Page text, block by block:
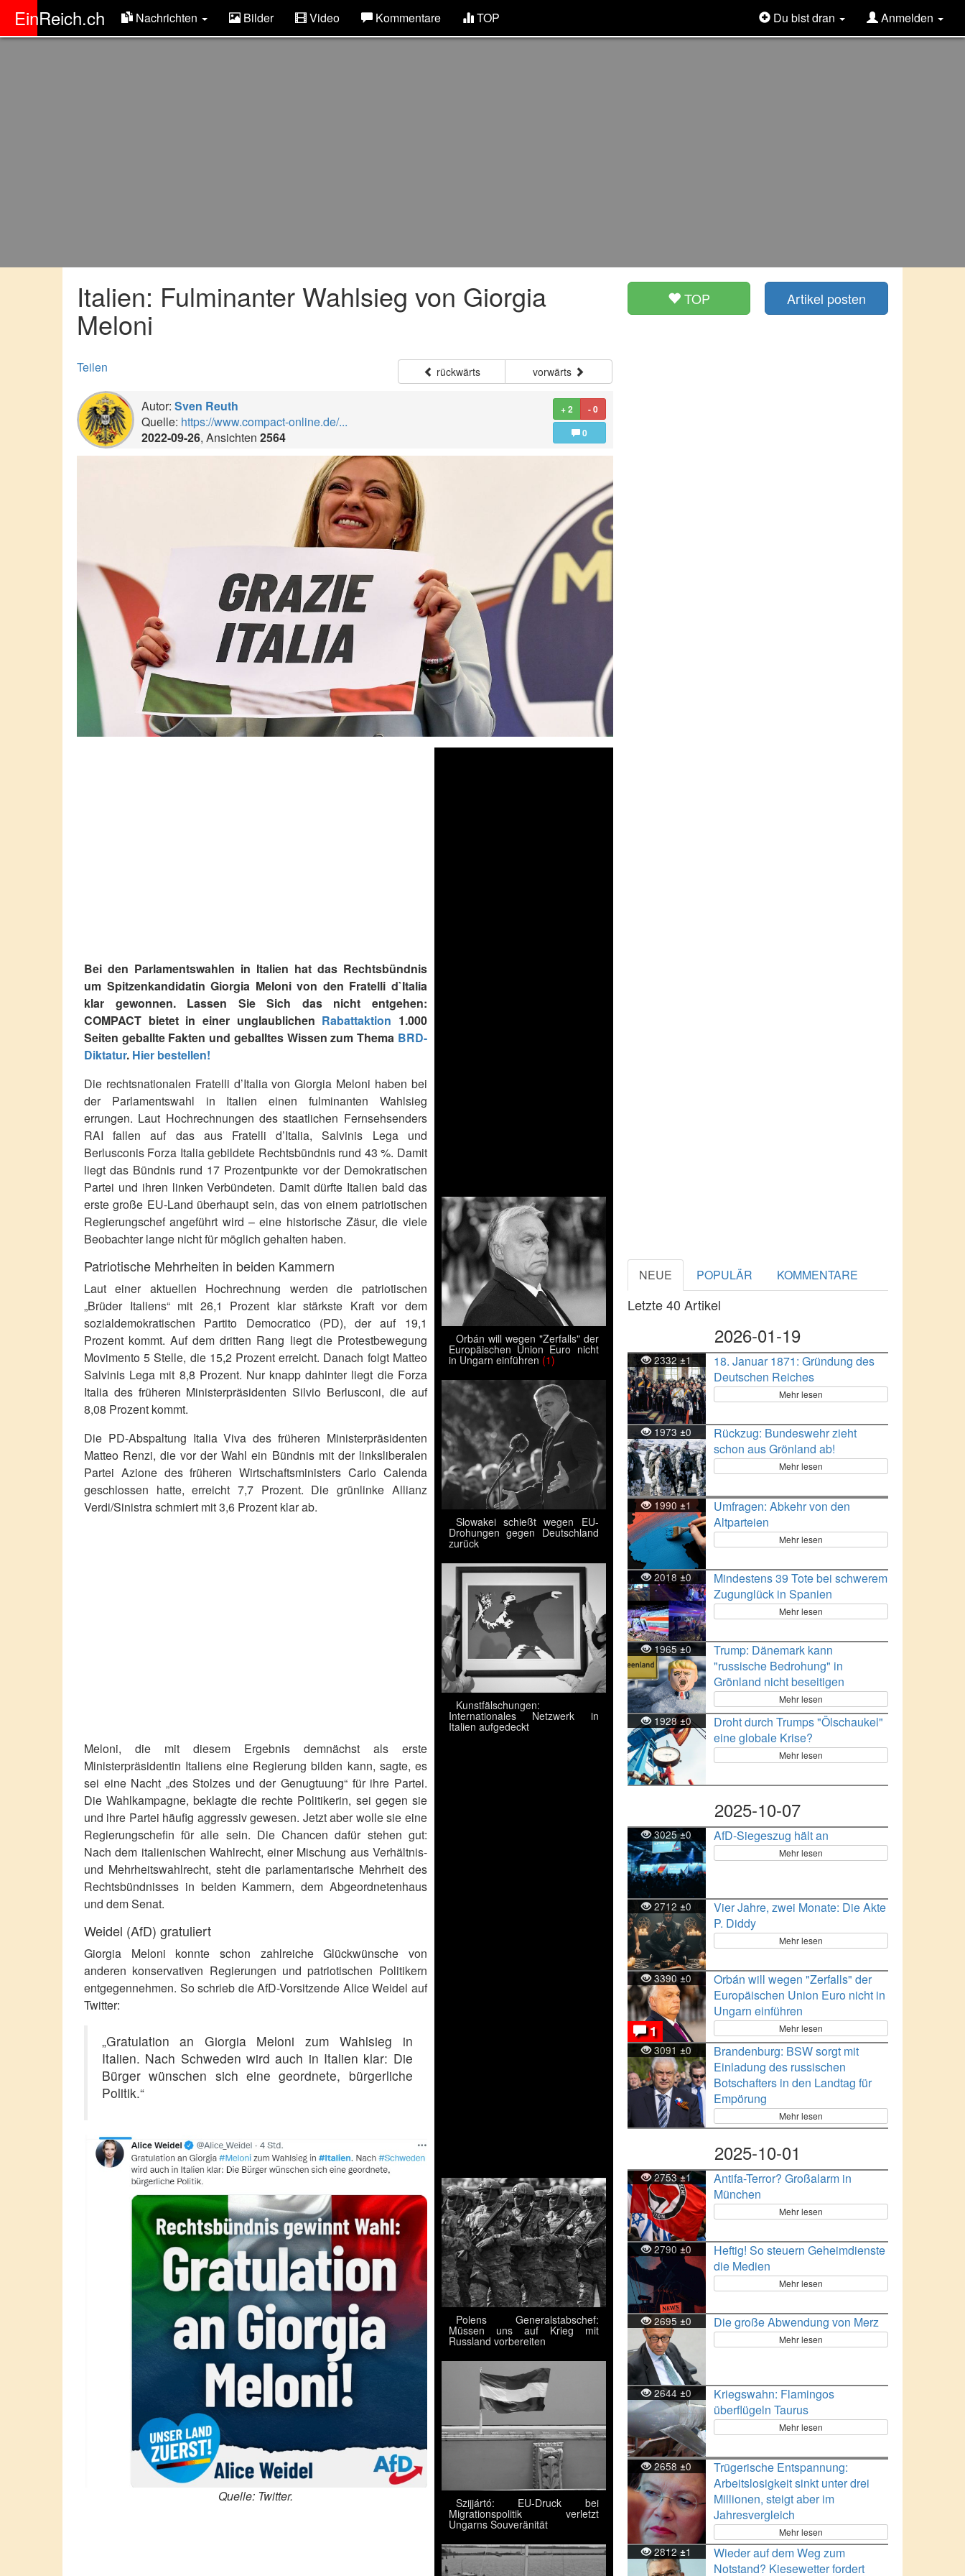
EinReich.ch Nachrichten Bilder Video Kommentare TOP Du bist dran Anmelden
ER
Italien: Fulminanter Wahlsieg von Giorgia
Meloni
Teilen rückwärts vorwärts
+ 2
- 0
0
Autor: Sven Reuth
Quelle: https://www.compact-online.de/...
2022-09-26, Ansichten 2564
Bei den Parlamentswahlen in Italien hat das Rechtsbündnis
um Spitzenkandidatin Giorgia Meloni von den Fratelli d`Italia
klar gewonnen. Lassen Sie Sich das nicht entgehen:
COMPACT bietet in einer unglaublichen Rabattaktion 1.000
Seiten geballte Fakten und geballtes Wissen zum Thema BRD-
Diktatur. Hier bestellen!
Die rechtsnationalen Fratelli d’Italia von Giorgia Meloni haben bei
der Parlamentswahl in Italien einen fulminanten Wahlsieg
errungen. Laut Hochrechnungen des staatlichen Fernsehsenders
RAI fallen auf das aus Fratelli d’Italia, Salvinis Lega und
Berlusconis Forza Italia gebildete Rechtsbündnis rund 43 %. Damit
liegt das Bündnis rund 17 Prozentpunkte vor der Demokratischen
Partei und ihren linken Verbündeten. Damit dürfte Italien bald das
erste große EU-Land überhaupt sein, das von einem patriotischen
Regierungschef angeführt wird – eine historische Zäsur, die viele
Beobachter lange nicht für möglich gehalten haben.
Patriotische Mehrheiten in beiden Kammern
Laut einer aktuellen Hochrechnung werden die patriotischen
„Brüder Italiens“ mit 26,1 Prozent klar stärkste Kraft vor dem
sozialdemokratischen Partito Democratico (PD), der auf 19,1
Prozent kommt. Auf dem dritten Rang liegt die Protestbewegung
Movimento 5 Stelle, die 15,2 Prozent erreicht. Danach folgt Matteo
Salvinis Lega mit 8,8 Prozent. Nur knapp dahinter liegt die Forza
Italia des früheren Ministerpräsidenten Silvio Berlusconi, die auf
8,08 Prozent kommt.
Die PD-Abspaltung Italia Viva des früheren Ministerpräsidenten
Matteo Renzi, die vor der Wahl ein Bündnis mit der linksliberalen
Partei Azione des früheren Wirtschaftsministers Carlo Calenda
geschlossen hatte, erreicht 7,7 Prozent. Die grünlinke Allianz
Verdi/Sinistra schmiert mit 3,6 Prozent klar ab.
Meloni, die mit diesem Ergebnis demnächst als erste
Ministerpräsidentin Italiens eine Regierung bilden kann, sagte, es
sei eine Nacht „des Stolzes und der Genugtuung“ für ihre Partei.
Die Wahlkampagne, beklagte die rechte Politikerin, sei gegen sie
und ihre Partei häufig aggressiv gewesen. Jetzt aber wolle sie eine
Regierungschefin für alle sein. Die Chancen dafür stehen gut:
Nach dem italienischen Wahlrecht, einer Mischung aus Verhältnis-
und Mehrheitswahlrecht, steht die parlamentarische Mehrheit des
Rechtsbündnisses in beiden Kammern, dem Abgeordnetenhaus
und dem Senat.
Weidel (AfD) gratuliert
Giorgia Meloni konnte schon zahlreiche Glückwünsche von
anderen konservativen Regierungen und patriotischen Politikern
entgegennehmen. So schrieb die AfD-Vorsitzende Alice Weidel auf
Twitter:
„Gratulation an Giorgia Meloni zum Wahlsieg in
Italien. Nach Schweden wird auch in Italien klar: Die
Bürger wünschen sich eine geordnete, bürgerliche
Politik.“
Quelle: Twitter.
Orbán will wegen "Zerfalls" der
Europäischen Union Euro nicht
in Ungarn einführen (1)
Slowakei schießt wegen EU-
Drohungen gegen Deutschland
zurück
Kunstfälschungen:
Internationales Netzwerk in
Italien aufgedeckt
Polens Generalstabschef:
Müssen uns auf Krieg mit
Russland vorbereiten
Szijjártó: EU-Druck bei
Migrationspolitik verletzt
Ungarns Souveränität
TOP Artikel posten
NEUE POPULÄR KOMMENTARE
Letzte 40 Artikel
2026-01-19
2332±1
18. Januar 1871: Gründung des
Deutschen Reiches
Mehr lesen
1973±0
Rückzug: Bundeswehr zieht
schon aus Grönland ab!
Mehr lesen
1990±1
Umfragen: Abkehr von den
Altparteien
Mehr lesen
2018±0
Mindestens 39 Tote bei schwerem
Zugunglück in Spanien
Mehr lesen
1965±0
Trump: Dänemark kann
"russische Bedrohung" in
Grönland nicht beseitigen
Mehr lesen
1928±0
Droht durch Trumps "Ölschaukel"
eine globale Krise?
Mehr lesen
2025-10-07
3025±0 AfD-Siegeszug hält an
Mehr lesen
2712±0
Vier Jahre, zwei Monate: Die Akte
P. Diddy
Mehr lesen
3390±0
1
Orbán will wegen "Zerfalls" der
Europäischen Union Euro nicht in
Ungarn einführen
Mehr lesen
3091±0
Brandenburg: BSW sorgt mit
Einladung des russischen
Botschafters in den Landtag für
Empörung
Mehr lesen
2025-10-01
2753±1
Antifa-Terror? Großalarm in
München
Mehr lesen
2790±0
Heftig! So steuern Geheimdienste
die Medien
Mehr lesen
2695±0 Die große Abwendung von Merz
Mehr lesen
2644±0
Kriegswahn: Flamingos
überflügeln Taurus
Mehr lesen
2658±0
Trügerische Entspannung:
Arbeitslosigkeit sinkt unter drei
Millionen, steigt aber im
Jahresvergleich
Mehr lesen
2812±1
Wieder auf dem Weg zum
Notstand? Kiesewetter fordert